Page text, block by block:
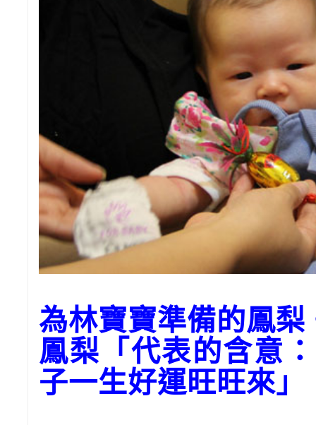
為林寶寶準備的鳳梨
鳳梨「代表的含意
子一生好運旺旺來」